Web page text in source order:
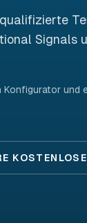
Signals
und